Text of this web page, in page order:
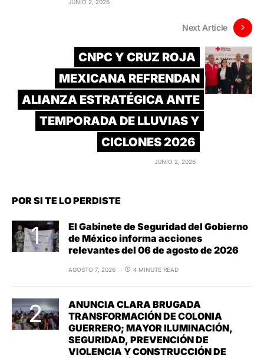
JUNIO 2, 2026
Next Article
CNPC Y CRUZ ROJA
MEXICANA REFRENDAN
ALIANZA ESTRATÉGICA ANTE
TEMPORADA DE LLUVIAS Y
CICLONES 2026
JUNIO 2, 2026
POR SI TE LO PERDISTE
El Gabinete de Seguridad del Gobierno
de México informa acciones
relevantes del 06 de agosto de 2026
AGOSTO 7, 2026 4 MINUTE READ
ANUNCIA CLARA BRUGADA
TRANSFORMACIÓN DE COLONIA
GUERRERO; MAYOR ILUMINACIÓN,
SEGURIDAD, PREVENCIÓN DE
VIOLENCIA Y CONSTRUCCIÓN DE